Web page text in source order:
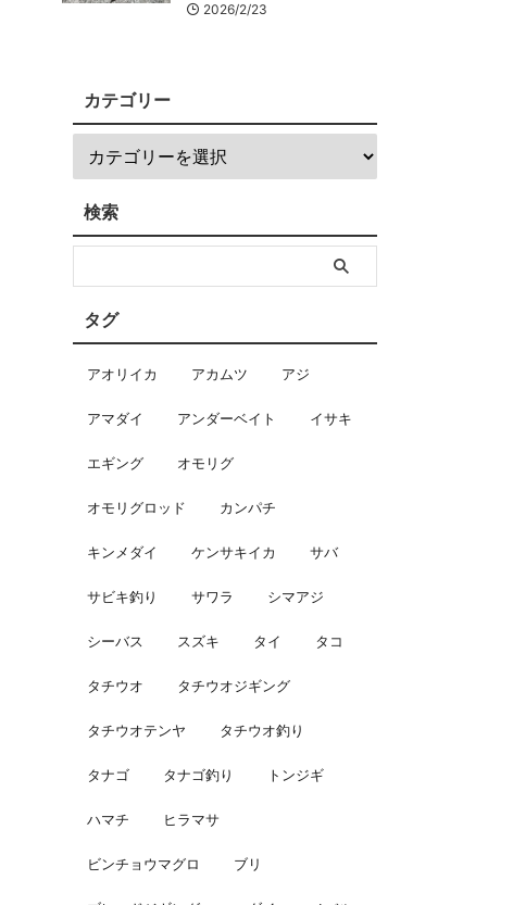
2026/2/23
カテゴリー
検索
タグ
アオリイカ アカムツ アジ
アマダイ アンダーベイト イサキ
エギング オモリグ
オモリグロッド カンパチ
キンメダイ ケンサキイカ サバ
サビキ釣り サワラ シマアジ
シーバス スズキ タイ タコ
タチウオ タチウオジギング
タチウオテンヤ タチウオ釣り
タナゴ タナゴ釣り トンジギ
ハマチ ヒラマサ
ビンチョウマグロ ブリ